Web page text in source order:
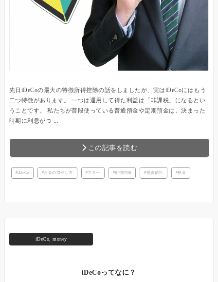
先日iDeCoの最大の特徴所得控除の話をしましたが、実はiDeCoにはもう
二つ特徴があります。 一つは運用して得た利益は「非課税」になるとい
うことです。 私たちが普段使っている普通預金や定期預金は、決まった
時期に利息がつ ...
この記事を読む
iDeCo お金の増やし方 マネー 所得控除 投資信託 税金
iDeCo ,money
iDeCoってなに？